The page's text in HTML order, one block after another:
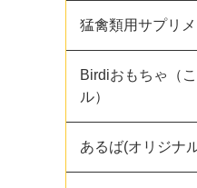
猛禽類用サプリ
Birdiおもちゃ（
ル）
あるば(オリジナ